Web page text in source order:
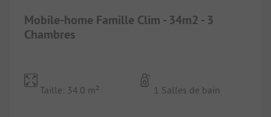
Mobile-home Famille Clim - 34m2 - 3
Chambres
Taille: 34.0 m² 1 Salles de bain